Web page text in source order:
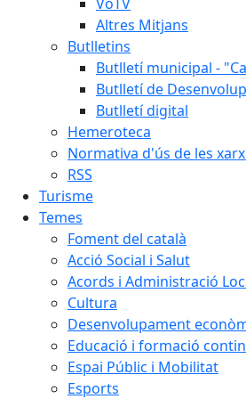
Altres Mitjans
Butlletins
Butlletí municipal -
Butlletí de
Butlletí digital
Hemeroteca
Normativa d'ús de les
RSS
Turisme
Temes
Foment del català
Acció Social i Salut
Acords i Administració
Cultura
Desenvolupament
Educació i formació
Espai Públic i Mobilitat
Esports